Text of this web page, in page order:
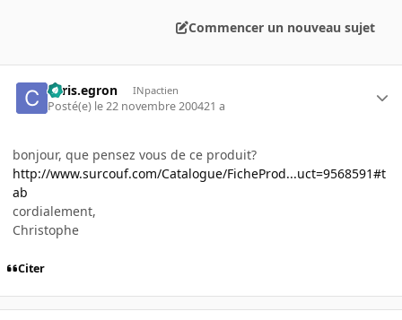
Commencer un nouveau sujet
chris.egron INpactien
Posté(e) le 22 novembre 200421 a
bonjour, que pensez vous de ce produit?
http://www.surcouf.com/Catalogue/FicheProd...uct=9568591#t
ab
cordialement,
Christophe
Citer